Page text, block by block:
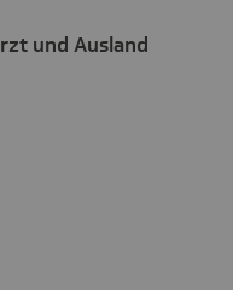
und Ausland